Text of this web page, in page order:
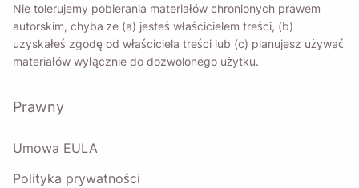
Nie tolerujemy pobierania materiałów chronionych prawem
autorskim, chyba że (a) jesteś właścicielem treści, (b)
uzyskałeś zgodę od właściciela treści lub (c) planujesz używać
materiałów wyłącznie do dozwolonego użytku.
Prawny
Umowa EULA
Polityka prywatności